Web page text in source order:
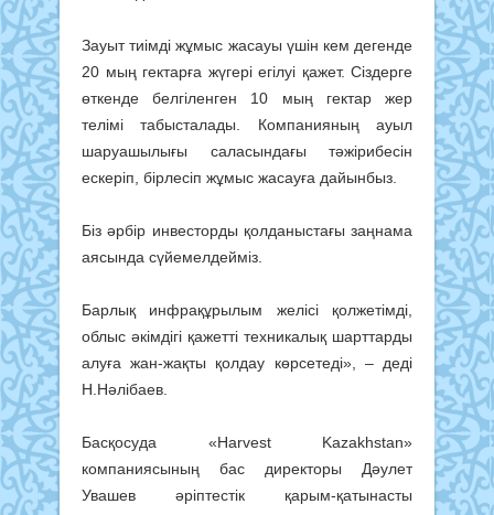
Зауыт тиімді жұмыс жасауы үшін кем дегенде
20 мың гектарға жүгері егілуі қажет. Сіздерге
өткенде белгіленген 10 мың гектар жер
телімі табысталады. Компанияның ауыл
шаруашылығы саласындағы тәжірибесін
ескеріп, бірлесіп жұмыс жасауға дайынбыз.
Біз әрбір инвесторды қолданыстағы заңнама
аясында сүйемелдейміз.
Барлық инфрақұрылым желісі қолжетімді,
облыс әкімдігі қажетті техникалық шарттарды
алуға жан-жақты қолдау көрсетеді», – деді
Н.Нәлібаев.
Басқосуда «Harvest Kazakhstan»
компаниясының бас директоры Дәулет
Увашев әріптестік қарым-қатынасты